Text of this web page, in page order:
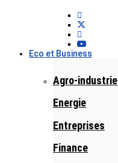
Eco et Business
Agro-industrie
Energie
Entreprises
Finance